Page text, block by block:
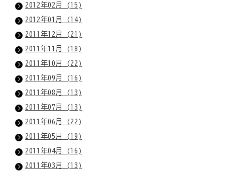
2012年02月 (15)
2012年01月 (14)
2011年12月 (21)
2011年11月 (18)
2011年10月 (22)
2011年09月 (16)
2011年08月 (13)
2011年07月 (13)
2011年06月 (22)
2011年05月 (19)
2011年04月 (16)
2011年03月 (13)